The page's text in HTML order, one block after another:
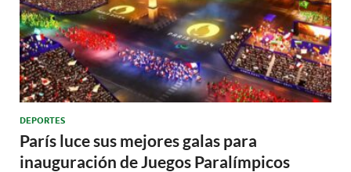
DEPORTES
París luce sus mejores galas para
inauguración de Juegos Paralímpicos